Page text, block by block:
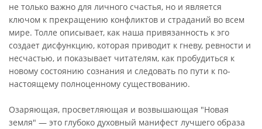
не только важно для личного счастья, но и является
ключом к прекращению конфликтов и страданий во всем
мире. Толле описывает, как наша привязанность к эго
создает дисфункцию, которая приводит к гневу, ревности и
несчастью, и показывает читателям, как пробудиться к
новому состоянию сознания и следовать по пути к по-
настоящему полноценному существованию.
Озаряющая, просветляющая и возвышающая "Новая
земля" — это глубоко духовный манифест лучшего образа